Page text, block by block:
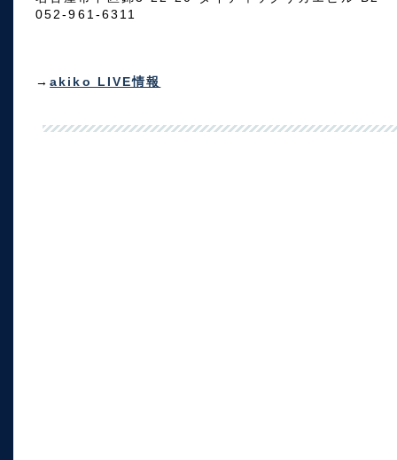
052-961-6311
→akiko LIVE情報